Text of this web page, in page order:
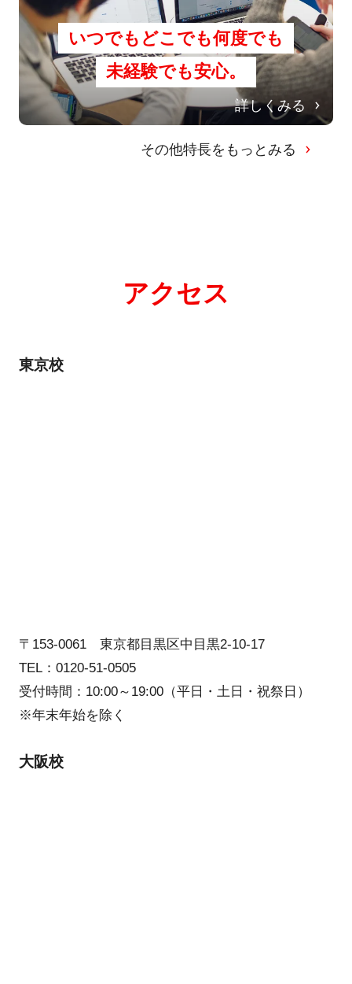
いつでもどこでも何度でも
未経験でも安心。
詳しくみる
その他特長をもっとみる
アクセス
東京校
〒153-0061 東京都目黒区中目黒2-10-17
TEL：0120-51-0505
受付時間：10:00～19:00（平日・土日・祝祭日）
※年末年始を除く
大阪校